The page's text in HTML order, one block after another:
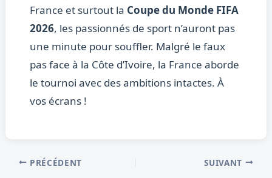
France et surtout la Coupe du Monde FIFA
2026, les passionnés de sport n’auront pas
une minute pour souffler. Malgré le faux
pas face à la Côte d’Ivoire, la France aborde
le tournoi avec des ambitions intactes. À
vos écrans !
PRÉCÉDENT SUIVANT